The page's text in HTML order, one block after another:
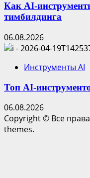
Как AI-
тимбилдинга
06.08.2026
Инструменты AI
Топ AI-
06.08.2026
Copyright © Все
themes.